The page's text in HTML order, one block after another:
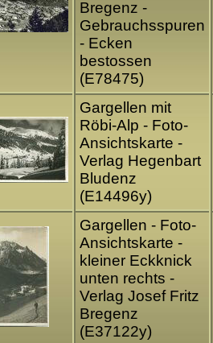
Bregenz -
Gebrauchsspuren
- Ecken
bestossen
(E78475)
Gargellen mit
Röbi-Alp - Foto-
Ansichtskarte -
Verlag Hegenbart
Bludenz
(E14496y)
Gargellen - Foto-
Ansichtskarte -
kleiner Eckknick
unten rechts -
Verlag Josef Fritz
Bregenz
(E37122y)